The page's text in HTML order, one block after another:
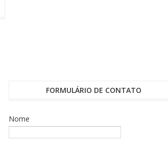
FORMULÁRIO DE CONTATO
Nome